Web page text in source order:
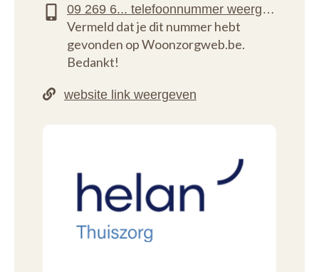
Vermeld dat je dit nummer hebt
gevonden op Woonzorgweb.be.
Bedankt!